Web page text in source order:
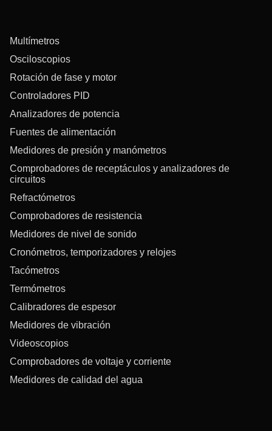
Multímetros
Osciloscopios
Rotación de fase y motor
Controladores PID
Analizadores de potencia
Fuentes de alimentación
Medidores de presión y manómetros
Comprobadores de receptáculos y analizadores de
circuitos
Refractómetros
Comprobadores de resistencia
Medidores de nivel de sonido
Cronómetros, temporizadores y relojes
Tacómetros
Termómetros
Calibradores de espesor
Medidores de vibración
Videoscopios
Comprobadores de voltaje y corriente
Medidores de calidad del agua